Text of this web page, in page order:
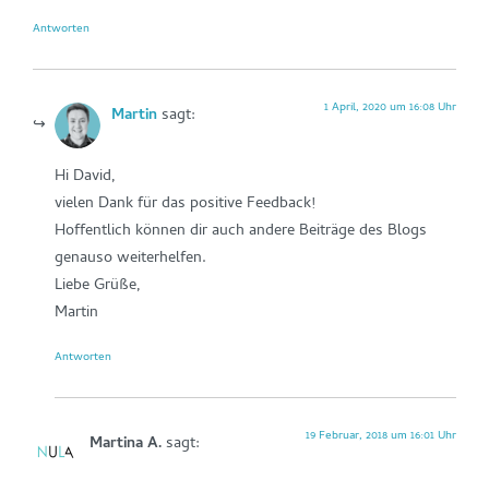
Antworten
Martinsagt: 1 April, 2020 um 16:08 Uhr
Hi David,
vielen Dank für das positive Feedback!
Hoffentlich können dir auch andere Beiträge des Blogs
genauso weiterhelfen.
Liebe Grüße,
Martin
Antworten
Martina A.sagt: 19 Februar, 2018 um 16:01 Uhr